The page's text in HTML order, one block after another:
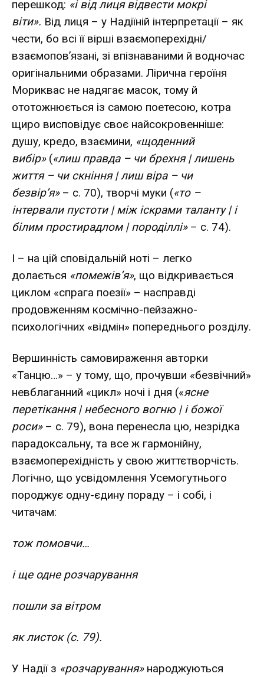
перешкод: «і від лиця відвести мокрі
віти». Від лиця – у Надіїній інтерпретації – як
чести, бо всі її вірші взаємоперехідні/
взаємопов’язані, зі впізнаваними й водночас
оригінальними образами. Лірична героїня
Мориквас не надягає масок, тому й
ототожнюється із самою поетесою, котра
щиро висповідує своє найсокровенніше:
душу, кредо, взаємини, «щоденний
вибір» («лиш правда – чи брехня | лишень
життя – чи скніння | лиш віра – чи
безвір’я»– с. 70), творчі муки («то –
інтервали пустоти | між іскрами таланту | і
білим простирадлом | породіллі» – с. 74).
І – на цій сповідальній ноті – легко
долається «помежів’я», що відкривається
циклом «спрага поезії» – насправді
продовженням космічно-пейзажно-
психологічних «відмін» попереднього розділу.
Вершинність самовираження авторки
«Танцю…» – у тому, що, прочувши «безвічний»
невблаганний «цикл» ночі і дня («ясне
перетікання | небесного вогню | і божої
роси»– с. 79), вона перенесла цю, незрідка
парадоксальну, та все ж гармонійну,
взаємоперехідність у свою життєтворчість.
Логічно, що усвідомлення Усемогутнього
породжує одну-єдину пораду – і собі, і
читачам:
тож помовчи…
і ще одне розчарування
пошли за вітром
як листок (с. 79).
У Надії з «розчарування»народжуються